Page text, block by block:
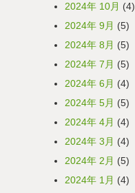
2024年 10月 (4)
2024年 9月 (5)
2024年 8月 (5)
2024年 7月 (5)
2024年 6月 (4)
2024年 5月 (5)
2024年 4月 (4)
2024年 3月 (4)
2024年 2月 (5)
2024年 1月 (4)